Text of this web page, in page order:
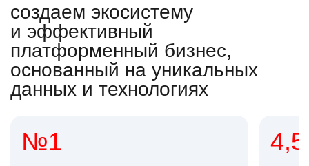
создаем экосистему
и эффективный
платформенный бизнес,
основанный на уникальных
данных и технологиях
№1 4,5